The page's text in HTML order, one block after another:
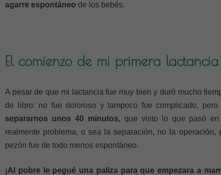
agarre espontáneo de los bebés.
El comienzo de mi primera
A pesar de que mi lactancia fue muy bien y duró mucho
de libro: no fue doloroso y tampoco fue complicado,
separarnos unos 40 minutos,que visto lo que pasó
realmente problema, o sea la separación, no la
pezón fue de todo menos espontáneo.
¡Al pobre le pegué una paliza para que empezara a